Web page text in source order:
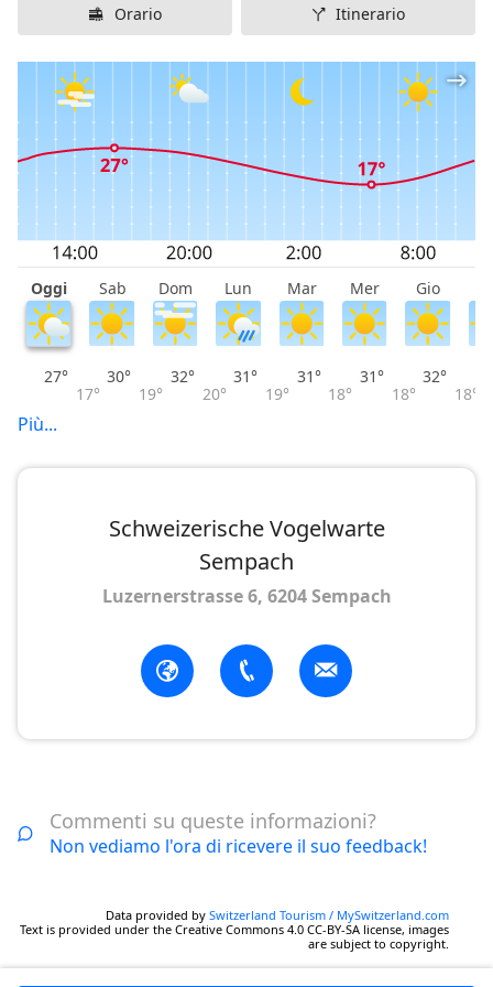
Orario Itinerario
Oggi Sab Dom Lun Mar Mer Gio
27°
17°
30°
19°
32°
20°
31°
19°
31°
18°
31°
18°
32°
18°
Più...
Schweizerische Vogelwarte
Sempach
Luzernerstrasse 6, 6204 Sempach
Commenti su queste informazioni?
Non vediamo l'ora di ricevere il suo feedback!
Data provided by Switzerland Tourism / MySwitzerland.com
Text is provided under the Creative Commons 4.0 CC-BY-SA license, images
are subject to copyright.